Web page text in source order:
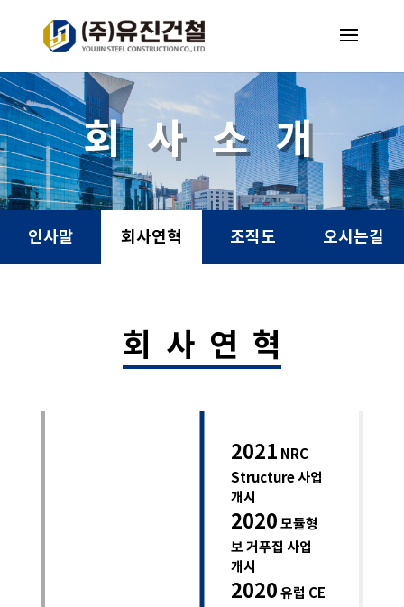
회 사 소 개
인사말 회사연혁 조직도 오시는길
회 사 연 혁
2021 NRC
Structure 사업
개시
2020 모듈형
보 거푸집 사업
개시
2020 유럽 CE